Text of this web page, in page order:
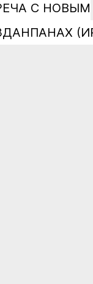
С НОВЫМ